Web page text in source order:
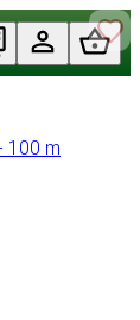
100 m